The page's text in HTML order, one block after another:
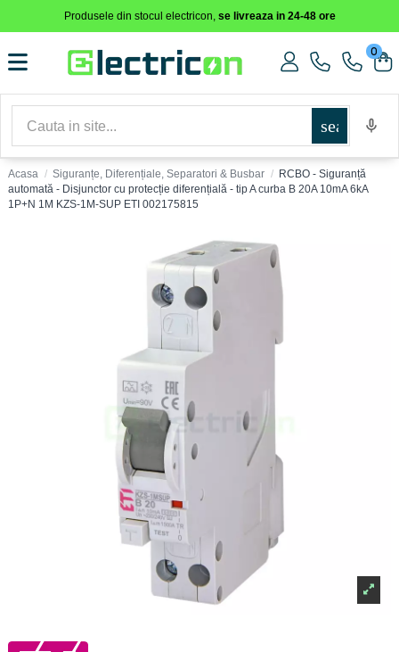
Produsele din stocul electricon, se livreaza in 24-48 ore
0
search
Acasa Siguranțe, Diferențiale, Separatori & Busbar
RCBO - Siguranță
automată - Disjunctor cu protecție diferențială - tip A curba B 20A 10mA 6kA
1P+N 1M KZS-1M-SUP ETI 002175815